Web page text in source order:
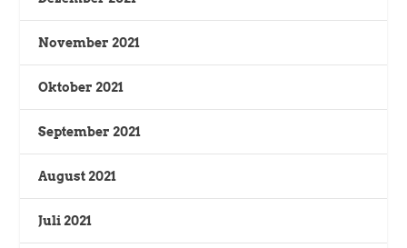
November 2021
Oktober 2021
September 2021
August 2021
Juli 2021